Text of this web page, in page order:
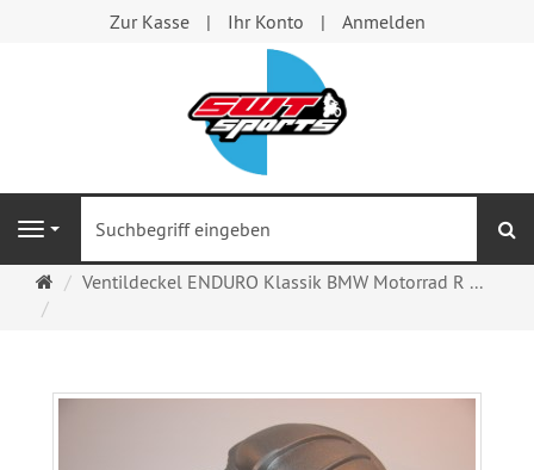
Zur Kasse Ihr Konto Anmelden
Navigation
Startseite
Ventildeckel ENDURO Klassik BMW Motorrad R ...